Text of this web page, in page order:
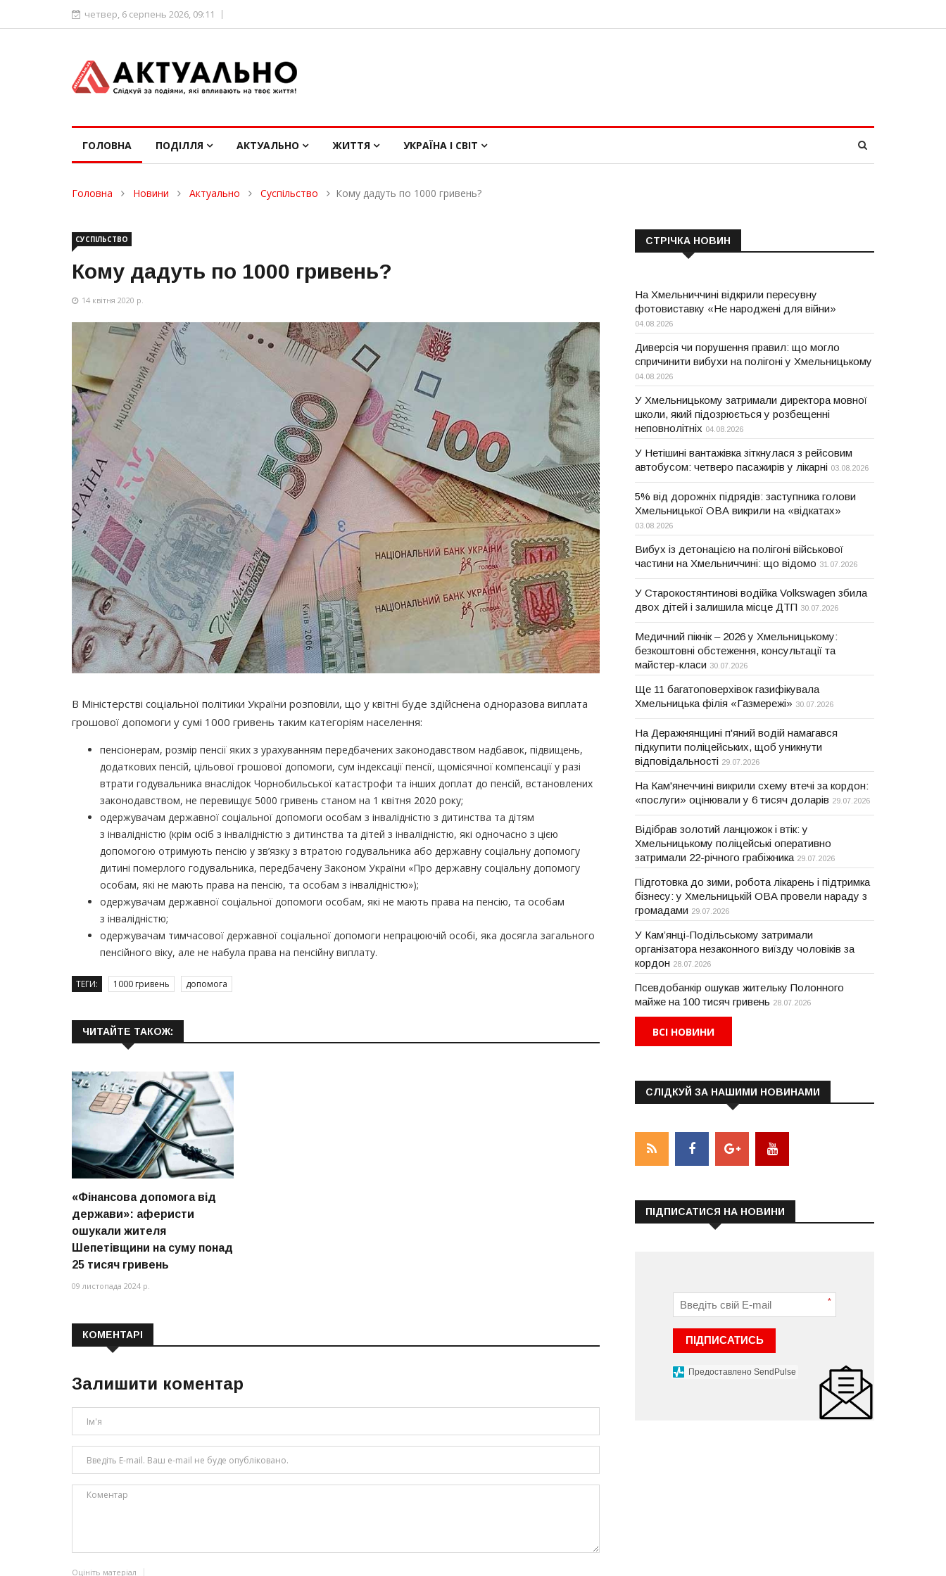
четвер, 6 серпень 2026, 09:11
ГОЛОВНА ПОДІЛЛЯ АКТУАЛЬНО ЖИТТЯ УКРАЇНА І СВІТ
Головна Новини Актуально Суспільство Кому дадуть по 1000 гривень?
СУСПІЛЬСТВО
Кому дадуть по 1000 гривень?
14 квітня 2020 р.
В Міністерстві соціальної політики України розповіли, що у квітні буде здійснена одноразова виплата
грошової допомоги у сумі 1000 гривень таким категоріям населення:
пенсіонерам, розмір пенсії яких з урахуванням передбачених законодавством надбавок, підвищень,
додаткових пенсій, цільової грошової допомоги, сум індексації пенсії, щомісячної компенсації у разі
втрати годувальника внаслідок Чорнобильської катастрофи та інших доплат до пенсій, встановлених
законодавством, не перевищує 5000 гривень станом на 1 квітня 2020 року;
одержувачам державної соціальної допомоги особам з інвалідністю з дитинства та дітям
з інвалідністю (крім осіб з інвалідністю з дитинства та дітей з інвалідністю, які одночасно з цією
допомогою отримують пенсію у зв’язку з втратою годувальника або державну соціальну допомогу
дитині померлого годувальника, передбачену Законом України «Про державну соціальну допомогу
особам, які не мають права на пенсію, та особам з інвалідністю»);
одержувачам державної соціальної допомоги особам, які не мають права на пенсію, та особам
з інвалідністю;
одержувачам тимчасової державної соціальної допомоги непрацюючій особі, яка досягла загального
пенсійного віку, але не набула права на пенсійну виплату.
ТЕГИ: 1000 гривень допомога
ЧИТАЙТЕ ТАКОЖ:
«Фінансова допомога від
держави»: аферисти
ошукали жителя
Шепетівщини на суму понад
25 тисяч гривень
09 листопада 2024 р.
КОМЕНТАРІ
Залишити коментар
Оцініть матеріал
СТРІЧКА НОВИН
На Хмельниччині відкрили пересувну
фотовиставку «Не народжені для війни»
04.08.2026
Диверсія чи порушення правил: що могло
спричинити вибухи на полігоні у Хмельницькому
04.08.2026
У Хмельницькому затримали директора мовної
школи, який підозрюється у розбещенні
неповнолітніх 04.08.2026
У Нетішині вантажівка зіткнулася з рейсовим
автобусом: четверо пасажирів у лікарні 03.08.2026
5% від дорожніх підрядів: заступника голови
Хмельницької ОВА викрили на «відкатах»
03.08.2026
Вибух із детонацією на полігоні військової
частини на Хмельниччині: що відомо 31.07.2026
У Старокостянтинові водійка Volkswagen збила
двох дітей і залишила місце ДТП 30.07.2026
Медичний пікнік – 2026 у Хмельницькому:
безкоштовні обстеження, консультації та
майстер-класи 30.07.2026
Ще 11 багатоповерхівок газифікувала
Хмельницька філія «Газмережі» 30.07.2026
На Деражнянщині п'яний водій намагався
підкупити поліцейських, щоб уникнути
відповідальності 29.07.2026
На Кам'янеччині викрили схему втечі за кордон:
«послуги» оцінювали у 6 тисяч доларів 29.07.2026
Відібрав золотий ланцюжок і втік: у
Хмельницькому поліцейські оперативно
затримали 22-річного грабіжника 29.07.2026
Підготовка до зими, робота лікарень і підтримка
бізнесу: у Хмельницькій ОВА провели нараду з
громадами 29.07.2026
У Кам’янці-Подільському затримали
організатора незаконного виїзду чоловіків за
кордон 28.07.2026
Псевдобанкір ошукав жительку Полонного
майже на 100 тисяч гривень 28.07.2026
ВСІ НОВИНИ
СЛІДКУЙ ЗА НАШИМИ НОВИНАМИ
ПІДПИСАТИСЯ НА НОВИНИ
*
ПІДПИСАТИСЬ
Предоставлено SendPulse